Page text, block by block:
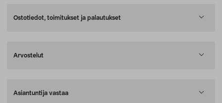
Ostotiedot, toimitukset ja palautukset
Arvostelut
Asiantuntija vastaa